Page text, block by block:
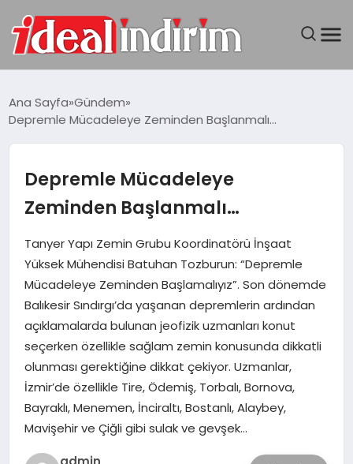
BILGISAYAR
DÜNYA
SEYAHAT
TEKNOLOJI
YAŞAM
Ana Sayfa Gündem
Depremle Mücadeleye Zeminden Başlanmalı…
Depremle Mücadeleye
Zeminden Başlanmalı…
Tanyer Yapı Zemin Grubu Koordinatörü İnşaat
Yüksek Mühendisi Batuhan Tozburun: “Depremle
Mücadeleye Zeminden Başlamalıyız”. Son dönemde
Balıkesir Sındırgı’da yaşanan depremlerin ardından
açıklamalarda bulunan jeofizik uzmanları konut
seçerken özellikle sağlam zemin konusunda dikkatli
olunması gerektiğine dikkat çekiyor. Uzmanlar,
İzmir’de özellikle Tire, Ödemiş, Torbalı, Bornova,
Bayraklı, Menemen, İnciraltı, Bostanlı, Alaybey,
Mavişehir ve Çiğli gibi sulak ve gevşek…